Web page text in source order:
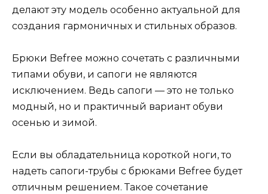
делают эту модель особенно актуальной для
создания гармоничных и стильных образов.
Брюки Befree можно сочетать с различными
типами обуви, и сапоги не являются
исключением. Ведь сапоги — это не только
модный, но и практичный вариант обуви
осенью и зимой.
Если вы обладательница короткой ноги, то
надеть сапоги-трубы с брюками Befree будет
отличным решением. Такое сочетание